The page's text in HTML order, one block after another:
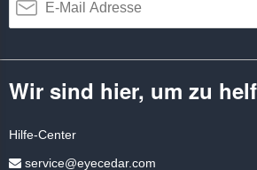
Wir sind hier, um zu
Hilfe-Center
service@eyecedar.com